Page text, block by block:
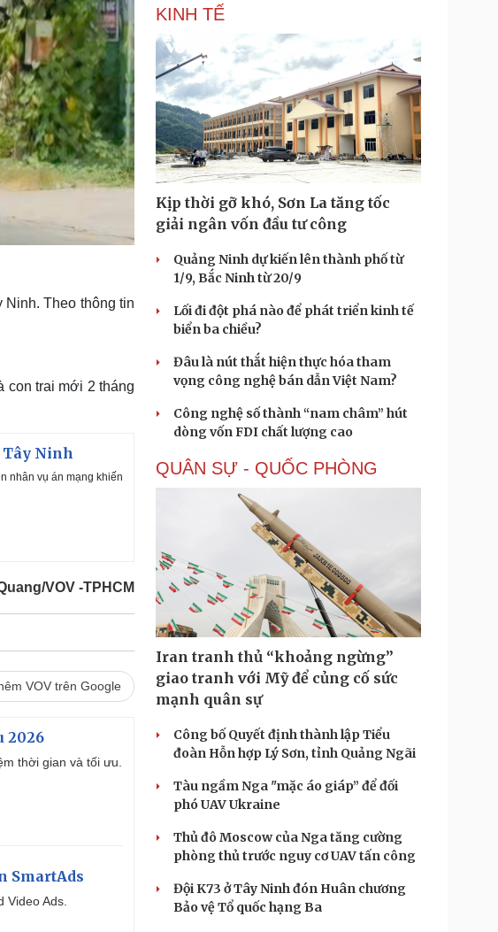
Ninh. Theo thông tin
con trai mới 2 tháng
Tây Ninh
nhân vụ án mạng khiến
VOV -TPHCM
VOV trên Google
2026
thời gian và tối ưu.
SmartAds
Ads.
KINH TẾ
Kịp thời gỡ khó, Sơn La tăng tốc
giải ngân vốn đầu tư công
Quảng Ninh dự kiến lên thành phố từ
1/9, Bắc Ninh từ 20/9
Lối đi đột phá nào để phát triển kinh tế
biển ba chiều?
Đâu là nút thắt hiện thực hóa tham
vọng công nghệ bán dẫn Việt Nam?
Công nghệ số thành “nam châm” hút
dòng vốn FDI chất lượng cao
QUÂN SỰ - QUỐC PHÒNG
Iran tranh thủ “khoảng ngừng”
giao tranh với Mỹ để củng cố sức
mạnh quân sự
Công bố Quyết định thành lập Tiểu
đoàn Hỗn hợp Lý Sơn, tỉnh Quảng Ngãi
Tàu ngầm Nga "mặc áo giáp” để đối
phó UAV Ukraine
Thủ đô Moscow của Nga tăng cường
phòng thủ trước nguy cơ UAV tấn công
Đội K73 ở Tây Ninh đón Huân chương
Bảo vệ Tổ quốc hạng Ba